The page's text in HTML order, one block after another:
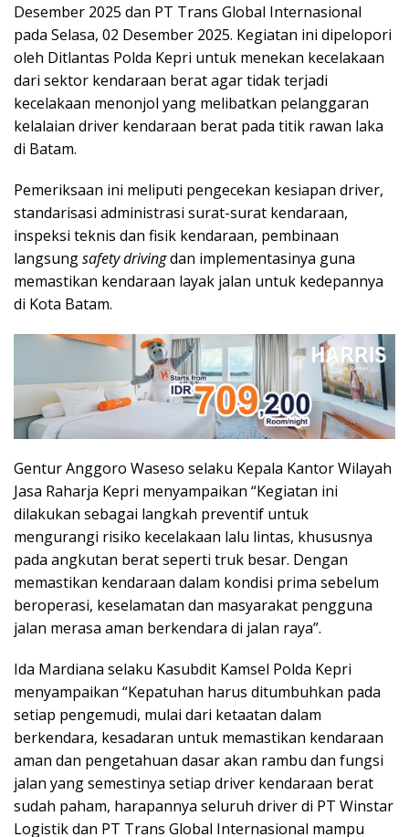
Desember 2025 dan PT Trans Global Internasional
pada Selasa, 02 Desember 2025. Kegiatan ini dipelopori
oleh Ditlantas Polda Kepri untuk menekan kecelakaan
dari sektor kendaraan berat agar tidak terjadi
kecelakaan menonjol yang melibatkan pelanggaran
kelalaian driver kendaraan berat pada titik rawan laka
di Batam.
Pemeriksaan ini meliputi pengecekan kesiapan driver,
standarisasi administrasi surat-surat kendaraan,
inspeksi teknis dan fisik kendaraan, pembinaan
langsungsafety drivingdan implementasinya guna
memastikan kendaraan layak jalan untuk kedepannya
di Kota Batam.
Gentur Anggoro Waseso selaku Kepala Kantor Wilayah
Jasa Raharja Kepri menyampaikan “Kegiatan ini
dilakukan sebagai langkah preventif untuk
mengurangi risiko kecelakaan lalu lintas, khususnya
pada angkutan berat seperti truk besar. Dengan
memastikan kendaraan dalam kondisi prima sebelum
beroperasi, keselamatan dan masyarakat pengguna
jalan merasa aman berkendara di jalan raya”.
Ida Mardiana selaku Kasubdit Kamsel Polda Kepri
menyampaikan “Kepatuhan harus ditumbuhkan pada
setiap pengemudi, mulai dari ketaatan dalam
berkendara, kesadaran untuk memastikan kendaraan
aman dan pengetahuan dasar akan rambu dan fungsi
jalan yang semestinya setiap driver kendaraan berat
sudah paham, harapannya seluruh driver di PT Winstar
Logistik dan PT Trans Global Internasional mampu